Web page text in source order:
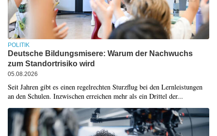
POLITIK
Deutsche Bildungsmisere: Warum der Nachwuchs
zum Standortrisiko wird
05.08.2026
Seit Jahren gibt es einen regelrechten Sturzflug bei den Lernleistungen
an den Schulen. Inzwischen erreichen mehr als ein Drittel der...